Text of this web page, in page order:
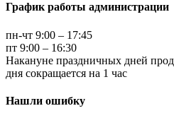
График работы администрации
пн-чт 9:00 – 17:45
пт 9:00 – 16:30
Накануне праздничных дней
дня сокращается на 1 час
Нашли ошибку